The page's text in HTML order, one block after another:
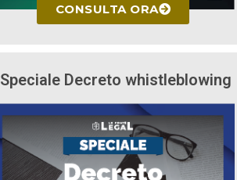
CONSULTA ORA
Speciale Decreto whistleblowing